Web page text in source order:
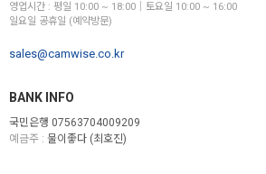
영업시간 : 평일 10:00 ~ 18:00│토요일 10:00 ~ 16:00
일요일 공휴일 (예약방문)
sales@camwise.co.kr
BANK INFO
국민은행 07563704009209
예금주 : 물이좋다 (최호진)